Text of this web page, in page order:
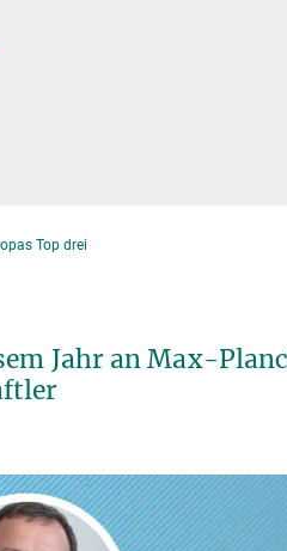
Top drei
Jahr an Max-